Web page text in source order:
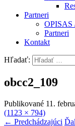
Partneri
OPISAS
Partneri
Kontakt
Hľadať:
obcc2_109
Publikované 11.
(1123 × 794)
← Predchádzajúci